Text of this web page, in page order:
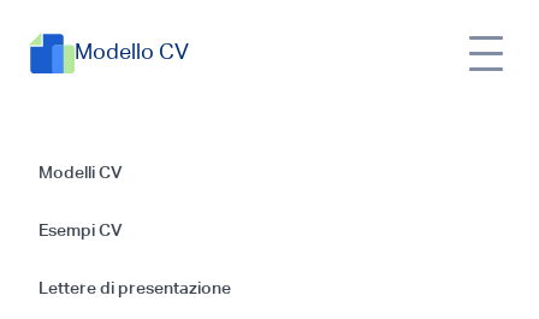
Modello CV
Modelli CV
Esempi CV
Lettere di presentazione
Guida per Scrivere
un CV da
Sviluppatore SQL